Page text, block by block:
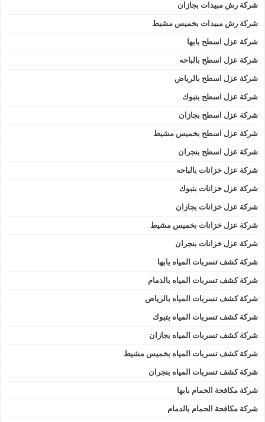
شركة رش مبيدات بجازان
شركة رش مبيدات بخميس مشيط
شركة عزل اسطح بابها
شركة عزل اسطح بالباحه
شركة عزل اسطح بالرياض
شركة عزل اسطح بتبوك
شركة عزل اسطح بجازان
شركة عزل اسطح بخميس مشيط
شركة عزل اسطح بنجران
شركة عزل خزانات بالباحه
شركة عزل خزانات بتبوك
شركة عزل خزانات بجازان
شركة عزل خزانات بخميس مشيط
شركة عزل خزانات بنجران
شركة كشف تسربات المياه بابها
شركة كشف تسربات المياه بالدمام
شركة كشف تسربات المياه بالرياض
شركة كشف تسربات المياه بتبوك
شركة كشف تسربات المياه بجازان
شركة كشف تسربات المياه بخميس مشيط
شركة كشف تسربات المياه بنجران
شركة مكافحة الحمام بابها
شركة مكافحة الحمام بالدمام